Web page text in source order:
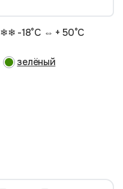
❄❄ -18°С ⇔ + 50°С
зелёный